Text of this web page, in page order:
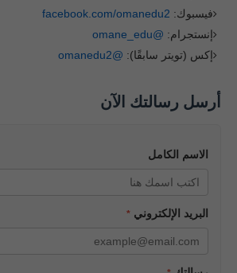
فيسبوك: facebook.com/omanedu2
إنستجرام: @omane_edu
إكس (تويتر سابقًا): @omanedu2
أرسل رسالتك الآن
الاسم الكامل
البريد الإلكتروني *